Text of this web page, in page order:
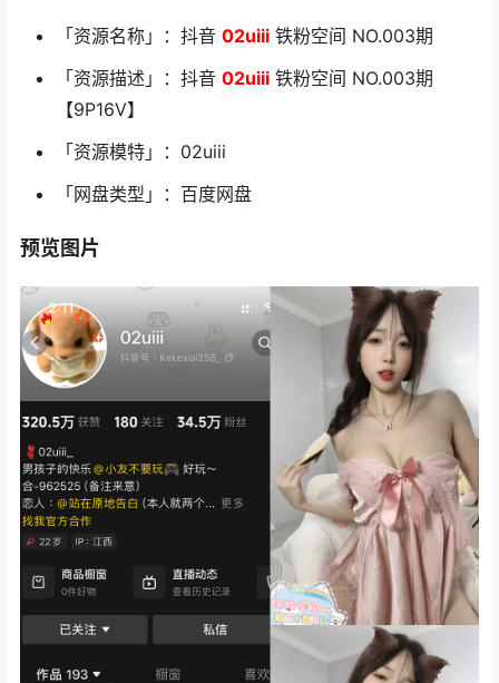
「资源名称」：抖音 02uiii 铁粉空间 NO.003期
「资源描述」：抖音 02uiii 铁粉空间 NO.003期
【9P16V】
「资源模特」：02uiii
「网盘类型」：百度网盘
预览图片